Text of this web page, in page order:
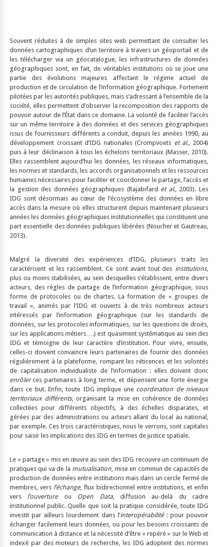
Souvent réduites à de simples sites web permettant de consulter les
données cartographiques d’un territoire à travers un géoportail et de
les télécharger via un géocatalogue, les infrastructures de données
géographiques sont, en fait, de véritables institutions où se joue une
partie des évolutions majeures affectant le régime actuel de
production et de circulation de l’information géographique. Fortement
pilotées par les autorités publiques, mais s’adressant à l’ensemble de la
société, elles permettent d’observer la recomposition des rapports de
pouvoir autour de l’État dans ce domaine. La volonté de faciliter l’accès
sur un même territoire à des données et des services géographiques
issus de fournisseurs différents a conduit, depuis les années 1990, au
développement croissant d’IDG nationales (Crompvoets et al., 2004)
puis à leur déclinaison à tous les échelons territoriaux (Masser, 2010).
Elles rassemblent aujourd’hui les données, les réseaux informatiques,
les normes et standards, les accords organisationnels et les ressources
humaines nécessaires pour faciliter et coordonner le partage, l’accès et
la gestion des données géographiques (Rajabifard et al., 2003). Les
IDG sont désormais au cœur de l’écosystème des données en libre
accès dans la mesure où elles structurent depuis maintenant plusieurs
années les données géographiques institutionnelles qui constituent une
part essentielle des données publiques libérées (Noucher et Gautreau,
2013).
Malgré la diversité des expériences d’IDG, plusieurs traits les
caractérisent et les rassemblent. Ce sont avant tout des institutions,
plus ou moins stabilisées, au sein desquelles s’établissent, entre divers
acteurs, des règles de partage de l’information géographique, sous
forme de protocoles ou de chartes. La formation de « groupes de
travail », animés par l’IDG et ouverts à de très nombreux acteurs
intéressés par l’information géographique (sur les standards de
données, sur les protocoles informatiques, sur les questions de droits,
sur les applications métiers….) est quasiment systématique au sein des
IDG et témoigne de leur caractère d’institution. Pour vivre, ensuite,
celles-ci doivent convaincre leurs partenaires de fournir des données
régulièrement à la plateforme, rompant les réticences et les volontés
de capitalisation individualiste de l’information : elles doivent donc
enrôlerces partenaires à long terme, et dépensent une forte énergie
dans ce but. Enfin, toute IDG implique une coordination de niveaux
territoriaux différents, organisant la mise en cohérence de données
collectées pour différents objectifs, à des échelles disparates, et
gérées par des administrations ou acteurs allant du local au national,
par exemple. Ces trois caractéristiques, nous le verrons, sont capitales
pour saisir les implications des IDG en termes de justice spatiale.
Le « partage » mis en œuvre au sein des IDG recouvre un continuum de
pratiques qui va de la mutualisation, mise en commun de capacités de
production de données entre institutions mais dans un cercle fermé de
membres, vers l’échange, flux bidirectionnel entre institutions, et enfin
vers l’ouvertureou Open Data, diffusion au-delà du cadre
institutionnel public. Quelle que soit la pratique considérée, toute IDG
investit par ailleurs lourdement dans l’interopérabilité: pour pouvoir
échanger facilement leurs données, ou pour les besoins croissants de
communication à distance et la nécessité d’être « repéré » sur le Web et
indexé par des moteurs de recherche, les IDG adoptent des normes